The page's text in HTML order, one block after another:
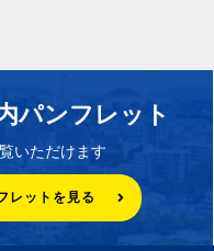
パンフレット
いただけます
レットを見る